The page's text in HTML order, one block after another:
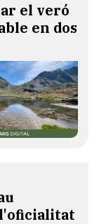
el veró
en dos
l'oficialitat